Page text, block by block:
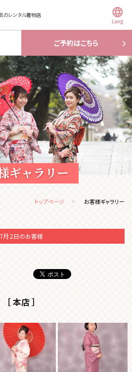
のレンタル着物店
Lang
ご予約はこちら
ギャラリー
トップページ お客様ギャラリー
7月２日のお客様
［ 本店 ］